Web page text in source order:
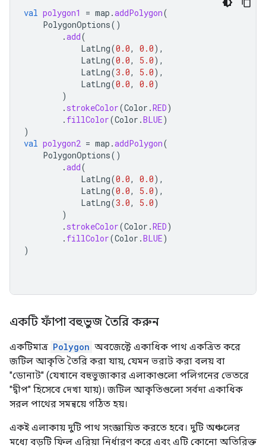
val polygon1 = map .addPolygon(
PolygonOptions()
.add(
LatLng(0.0, 0.0),
LatLng(0.0, 5.0),
LatLng(3.0, 5.0),
LatLng(0.0, 0.0)
)
. strokeColor(Color .RED)
. fillColor(Color .BLUE)
)
val polygon2 = map .addPolygon(
PolygonOptions()
.add(
LatLng(0.0, 0.0),
LatLng(0.0, 5.0),
LatLng(3.0, 5.0)
)
. strokeColor(Color .RED)
. fillColor(Color .BLUE)
)
একটি ফাঁপা বহুভুজ তৈরি করুন
একটিমাত্র Polygon অবজেক্টে একাধিক পাথ একত্রিত করে
জটিল আকৃতি তৈরি করা যায়, যেমন ভরাট করা বলয় বা
"ডোনাট" (যেখানে বহুভুজাকার এলাকাগুলো পলিগনের ভেতরে
"দ্বীপ" হিসেবে দেখা যায়)। জটিল আকৃতিগুলো সর্বদা একাধিক
সরল পাথের সমন্বয়ে গঠিত হয়।
একই এলাকায় দুটি পাথ সংজ্ঞায়িত করতে হবে। দুটি অঞ্চলের
মধ্যে বড়টি ফিল এরিয়া নির্ধারণ করে এবং এটি কোনো অতিরিক্ত